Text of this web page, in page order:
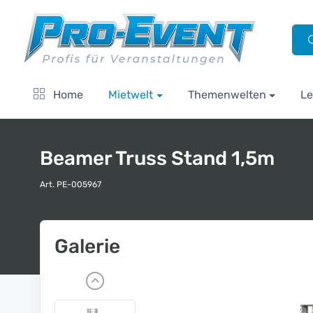
Home Mietwelt Themenwelten
Beamer Truss Stand 1,5m
Art. PE-005967
Galerie
P
r